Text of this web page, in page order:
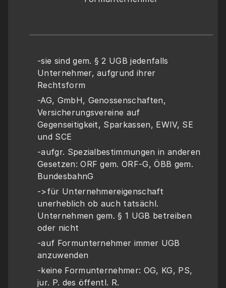
-sie sind gem. § 2 UGB jedenfalls
Unternehmer, aufgrund ihrer
Rechtsform
-AG, GmbH, Genossenschaften,
Versicherungsvereine auf
Gegenseitigkeit, Sparkassen, EWIV, SE
und SCE
-aufgr. Spezialbestimmungen in anderen
Gesetzen: ORF gem. ORF-G, ÖBB gem.
BundesbahnG
->für Unternehmereigenschaft
unerheblich ob auch tatsächl.
Unternehmen gem. § 1 UGB betreiben
oder nicht
-auf Formunternehmer immer UGB
anzuwenden
-keine Formunternehmer: OG, KG, PS,
jur. P. des öffentl. R.